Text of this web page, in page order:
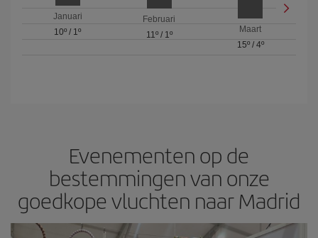
Januari
10º / 1º
Februari
11º/ 1º
Maart
15º/ 4º
Evenementen op de
bestemmingen van onze
goedkope vluchten naar Madrid